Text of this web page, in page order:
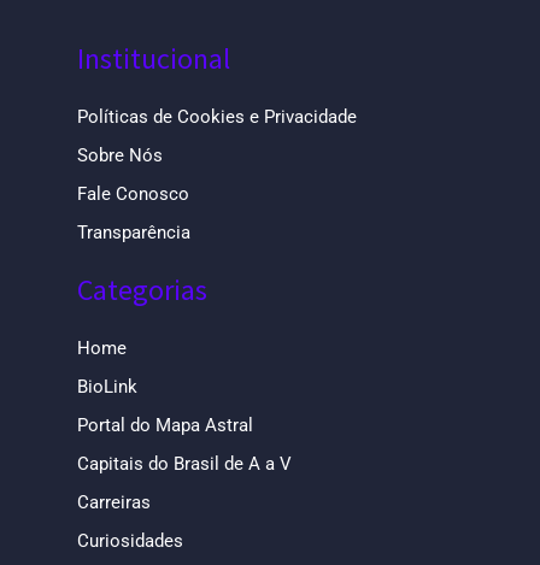
Institucional
Políticas de Cookies e Privacidade
Sobre Nós
Fale Conosco
Transparência
Categorias
Home
BioLink
Portal do Mapa Astral
Capitais do Brasil de A a V
Carreiras
Curiosidades